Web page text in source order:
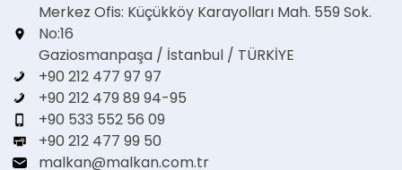
Merkez Ofis: Küçükköy Karayolları Mah. 559 Sok.
No:16
Gaziosmanpaşa / İstanbul / TÜRKİYE
+90 212 477 97 97
+90 212 479 89 94-95
+90 533 552 56 09
+90 212 477 99 50
malkan@malkan.com.tr